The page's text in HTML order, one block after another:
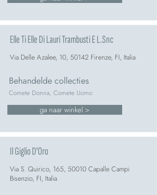
Elle Ti Elle Di Lauri Trambusti E L.Snc
Via Delle Azalee, 10, 50142 Firenze, FI, Italia
Behandelde collecties
Comete Donna, Comete Uomo
ga naar winkel >
Il Giglio D'Oro
Via S. Quirico, 165, 50010 Capalle Campi
Bisenzio, FI, Italia